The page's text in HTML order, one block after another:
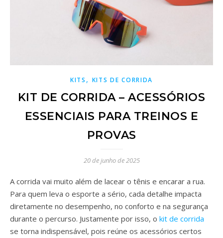
KITS , KITS DE CORRIDA
KIT DE CORRIDA – ACESSÓRIOS
ESSENCIAIS PARA TREINOS E
PROVAS
20 de junho de 2025
A corrida vai muito além de lacear o tênis e encarar a rua.
Para quem leva o esporte a sério, cada detalhe impacta
diretamente no desempenho, no conforto e na segurança
durante o percurso. Justamente por isso, o kit de corrida
se torna indispensável, pois reúne os acessórios certos